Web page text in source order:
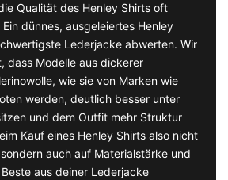
Qualität des Henley Shirts oft
dünnes, ausgeleiertes Henley
Lederjacke abwerten. Wir
dass Modelle aus dickerer
wie sie von Marken wie
werden, deutlich besser unter
und dem Outfit mehr Struktur
Kauf eines Henley Shirts also nicht
auch auf Materialstärke und
aus deiner Lederjacke